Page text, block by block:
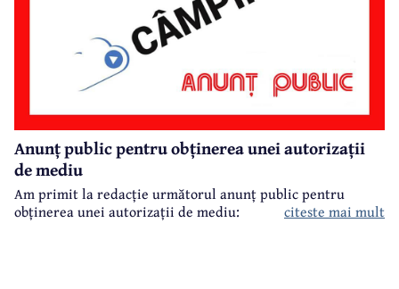
Anunț public pentru obținerea unei autorizații
de mediu
Am primit la redacție următorul anunț public pentru
obținerea unei autorizații de mediu:
citeste mai mult